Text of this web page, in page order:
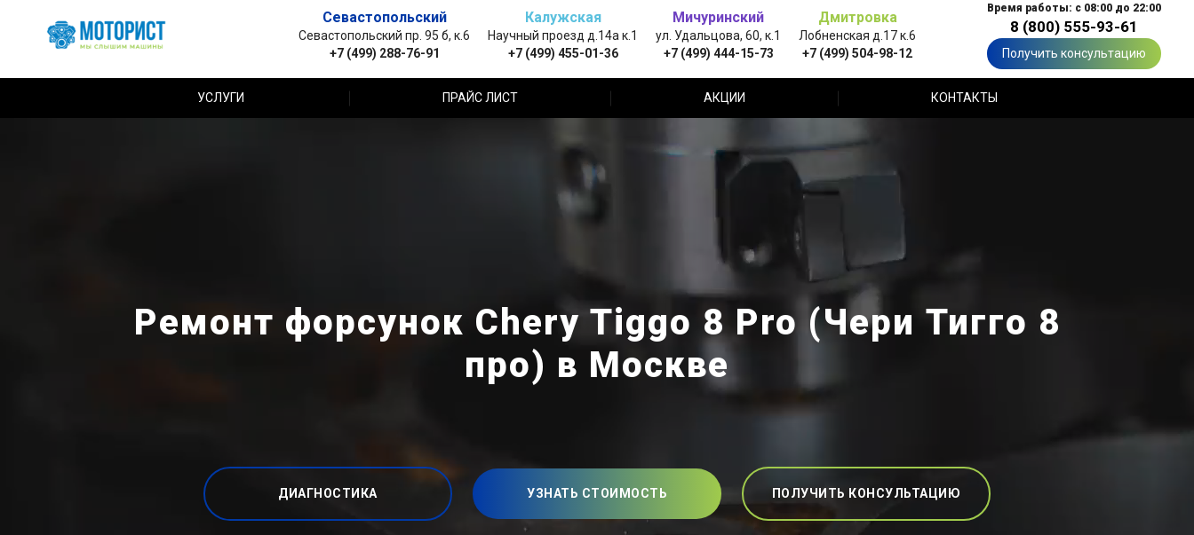
Севастопольский
Севастопольский пр. 95 б, к.6
+7 (499) 288-76-91
Калужская
Научный проезд д.14а к.1
+7 (499) 455-01-36
Мичуринский
ул. Удальцова, 60, к.1
+7 (499) 444-15-73
Дмитровка
Лобненская д.17 к.6
+7 (499) 504-98-12
Время работы: с 08:00 до 22:00
8 (800) 555-93-61
Получить консультацию
УСЛУГИ ПРАЙС ЛИСТ АКЦИИ КОНТАКТЫ
Ремонт форсунок Chery Tiggo 8 Pro (Чери Тигго 8
про) в Москве
ДИАГНОСТИКА УЗНАТЬ СТОИМОСТЬ ПОЛУЧИТЬ КОНСУЛЬТАЦИЮ